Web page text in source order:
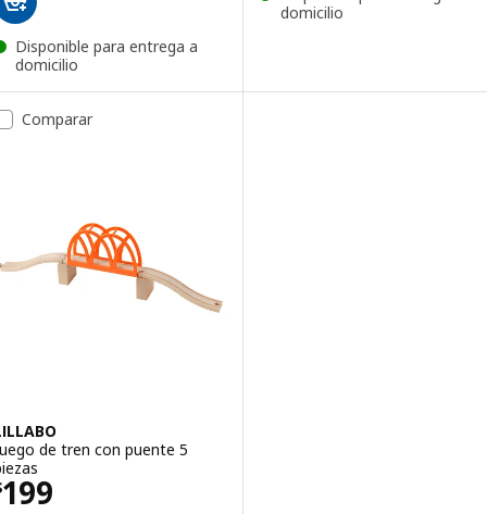
Disponible para entrega a
domicilio
domicilio
Comparar
de tren con puente 5
199 $ 199